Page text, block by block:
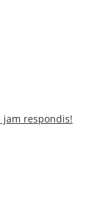
jam respondis!